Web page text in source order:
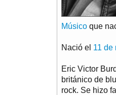
Músico que
Nació el 11 de
Eric Victor
británico de
rock. Se hizo